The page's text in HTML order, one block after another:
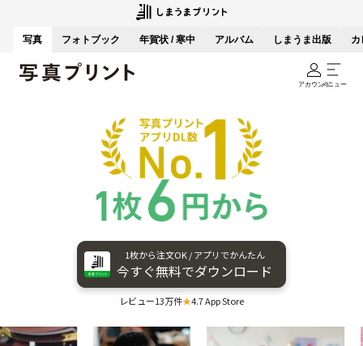
写真 フォトブック 年賀状 / 寒中 アルバム しまうま出版 カ
アカウントメニュー
1枚から​注文OK / アプリで​かんたん
今すぐ​無料で​ダウンロード
レビュー13万件★4.7 App Store